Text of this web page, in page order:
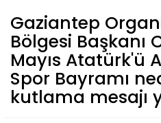
Gaziantep
Bölgesi Başkanı
Mayıs Atatürk'ü
Spor Bayramı
kutlama mesajı